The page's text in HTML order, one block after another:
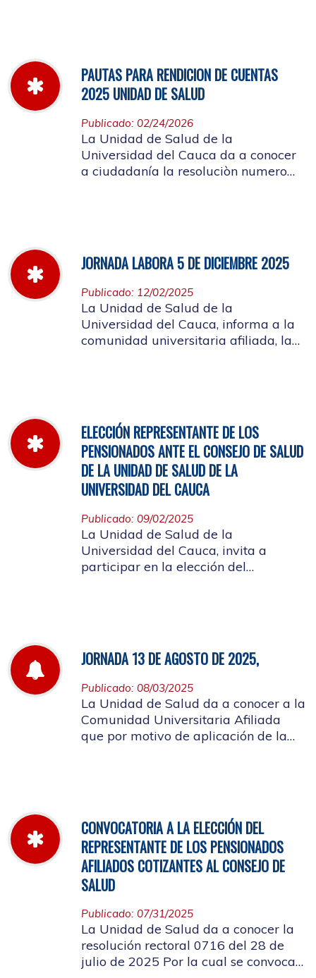
PAUTAS PARA RENDICION DE CUENTAS
2025 UNIDAD DE SALUD
Publicado: 02/24/2026
La Unidad de Salud de la
Universidad del Cauca da a conocer
a ciudadanía la resoluciòn numero
JORNADA LABORA 5 DE DICIEMBRE 2025
Publicado: 12/02/2025
La Unidad de Salud de la
Universidad del Cauca, informa a la
comunidad universitaria afiliada, la
ELECCIÓN REPRESENTANTE DE LOS
PENSIONADOS ANTE EL CONSEJO DE SALUD
DE LA UNIDAD DE SALUD DE LA
UNIVERSIDAD DEL CAUCA
Publicado: 09/02/2025
La Unidad de Salud de la
Universidad del Cauca, invita a
participar en la elección del
JORNADA 13 DE AGOSTO DE 2025,
Publicado: 08/03/2025
La Unidad de Salud da a conocer a la
Comunidad Universitaria Afiliada
que por motivo de aplicación de la
CONVOCATORIA A LA ELECCIÓN DEL
REPRESENTANTE DE LOS PENSIONADOS
AFILIADOS COTIZANTES AL CONSEJO DE
SALUD
Publicado: 07/31/2025
La Unidad de Salud da a conocer la
resolución rectoral 0716 del 28 de
julio de 2025 Por la cual se convoca